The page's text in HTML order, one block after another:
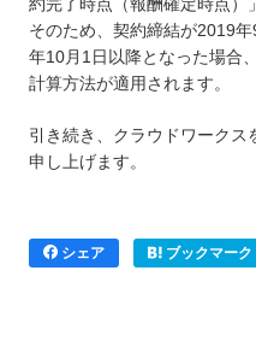
そのため、契約締結が2019
年10月1日以降となった場合
計算方法が適用されます。
引き続き、クラウドワーク
申し上げます。
シェア ブックマーク